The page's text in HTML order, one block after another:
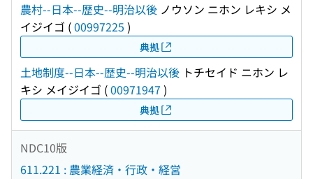
農村--日本--歴史--明治以後 ノウソン ニホン レキシ メ
イジイゴ (00997225 )
典拠
土地制度--日本--歴史--明治以後 トチセイド ニホン レ
キシ メイジイゴ (00971947 )
典拠
NDC10版
611.221 : 農業経済・行政・経営